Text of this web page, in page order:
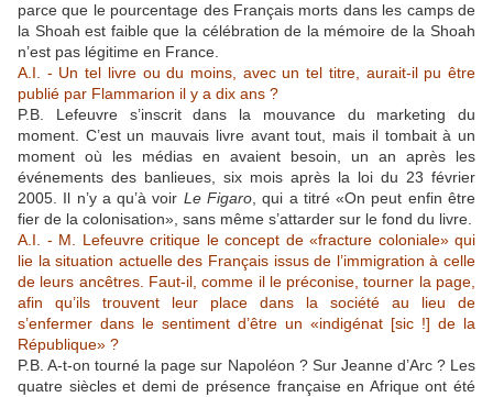
parce que le pourcentage des Français morts dans les camps de
la Shoah est faible que la célébration de la mémoire de la Shoah
n’est pas légitime en France.
A.I. - Un tel livre ou du moins, avec un tel titre, aurait-il pu être
publié par Flammarion il y a dix ans ?
P.B. Lefeuvre s’inscrit dans la mouvance du marketing du
moment. C’est un mauvais livre avant tout, mais il tombait à un
moment où les médias en avaient besoin, un an après les
événements des banlieues, six mois après la loi du 23 février
2005. Il n’y a qu’à voir Le Figaro , qui a titré «On peut enfin être
fier de la colonisation», sans même s’attarder sur le fond du livre.
A.I. - M. Lefeuvre critique le concept de «fracture coloniale» qui
lie la situation actuelle des Français issus de l’immigration à celle
de leurs ancêtres. Faut-il, comme il le préconise, tourner la page,
afin qu’ils trouvent leur place dans la société au lieu de
s’enfermer dans le sentiment d’être un «indigénat [sic !] de la
République» ?
P.B. A-t-on tourné la page sur Napoléon ? Sur Jeanne d’Arc ? Les
quatre siècles et demi de présence française en Afrique ont été